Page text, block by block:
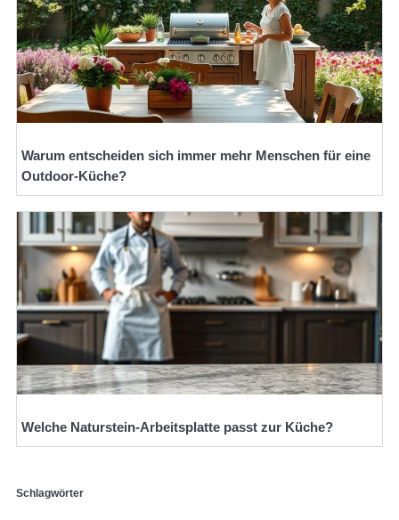
Warum entscheiden sich immer mehr Menschen für eine
Outdoor-Küche?
Welche Naturstein-Arbeitsplatte passt zur Küche?
Schlagwörter